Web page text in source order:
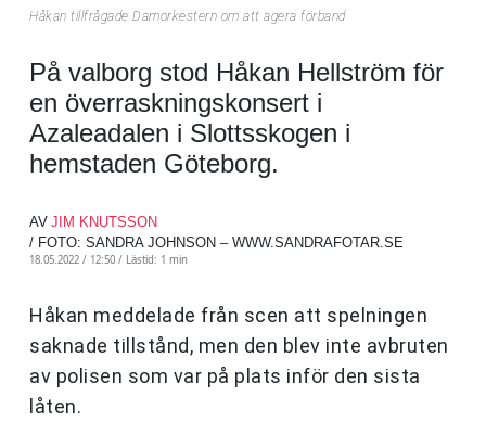
Håkan tillfrågade Damorkestern om att agera förband
På valborg stod Håkan Hellström för
en överraskningskonsert i
Azaleadalen i Slottsskogen i
hemstaden Göteborg.
AV JIM KNUTSSON
/ FOTO: SANDRA JOHNSON – WWW.SANDRAFOTAR.SE
18.05.2022 / 12:50 / Lästid: 1 min
Håkan meddelade från scen att spelningen
saknade tillstånd, men den blev inte avbruten
av polisen som var på plats inför den sista
låten.